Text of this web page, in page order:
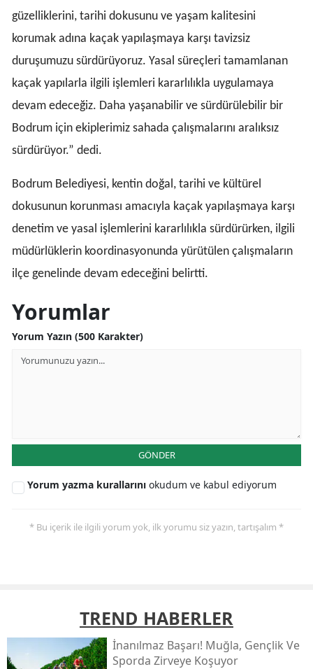
güzelliklerini, tarihi dokusunu ve yaşam kalitesini
korumak adına kaçak yapılaşmaya karşı tavizsiz
duruşumuzu sürdürüyoruz. Yasal süreçleri tamamlanan
kaçak yapılarla ilgili işlemleri kararlılıkla uygulamaya
devam edeceğiz. Daha yaşanabilir ve sürdürülebilir bir
Bodrum için ekiplerimiz sahada çalışmalarını aralıksız
sürdürüyor.” dedi.
Bodrum Belediyesi, kentin doğal, tarihi ve kültürel
dokusunun korunması amacıyla kaçak yapılaşmaya karşı
denetim ve yasal işlemlerini kararlılıkla sürdürürken, ilgili
müdürlüklerin koordinasyonunda yürütülen çalışmaların
ilçe genelinde devam edeceğini belirtti.
Yorumlar
Yorum Yazın (500 Karakter)
GÖNDER
Yorum yazma kurallarını okudum ve kabul ediyorum
* Bu içerik ile ilgili yorum yok, ilk yorumu siz yazın, tartışalım *
TREND HABERLER
İnanılmaz Başarı! Muğla, Gençlik Ve
Sporda Zirveye Koşuyor